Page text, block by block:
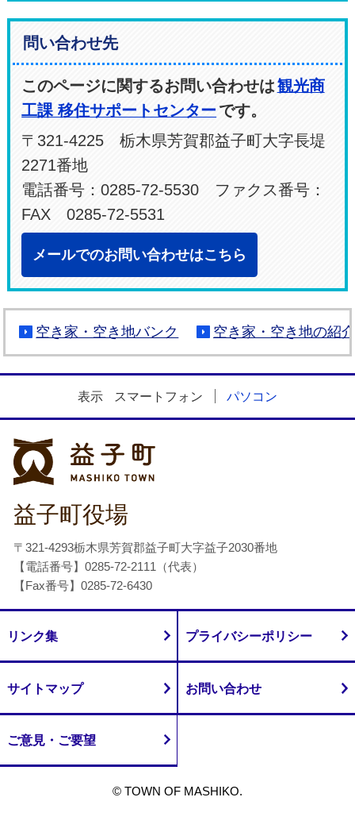
問い合わせ先
このページに関するお問い合わせは観光商
工課 移住サポートセンター です。
〒321-4225 栃木県芳賀郡益子町大字長堤
2271番地
電話番号：0285-72-5530 ファクス番号：
FAX 0285-72-5531
メールでのお問い合わせはこちら
空き家・空き地バンク 空き家・空き地の紹介
表示 スマートフォン パソコン
益子町役場
〒321-4293栃木県芳賀郡益子町大字益子2030番地
【電話番号】0285-72-2111（代表）
【Fax番号】0285-72-6430
リンク集 プライバシーポリシー
サイトマップ お問い合わせ
ご意見・ご要望
© TOWN OF MASHIKO.